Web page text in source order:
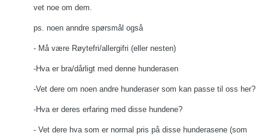
vet noe om dem.
ps. noen anndre spørsmål også
- Må være Røytefri/allergifri (eller nesten)
-Hva er bra/dårligt med denne hunderasen
-Vet dere om noen andre hunderaser som kan passe til oss her?
-Hva er deres erfaring med disse hundene?
- Vet dere hva som er normal pris på disse hunderasene (som